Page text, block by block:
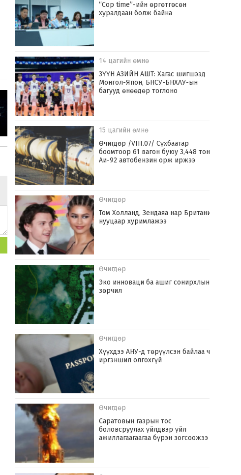
“Cop time”-ийн өргөтгөсөн
хуралдаан болж байна
14 цагийн өмнө
ЗҮҮН АЗИЙН АШТ: Хагас шигшээд
Монгол-Япон, БНСУ-БНХАУ-ын
багууд өнөөдөр тоглоно
15 цагийн өмнө
Өчигдөр /VIII.07/ Сүхбаатар
боомтоор 61 вагон буюу 3,448 тонн
Аи-92 автобензин орж иржээ
Өчигдөр
Том Холланд, Зендаяа нар Британид
нууцаар хуримлажээ
Өчигдөр
Эко инноваци ба ашиг сонирхлын
зөрчил
Өчигдөр
Хүүхдээ АНУ-д төрүүлсэн байлаа ч
иргэншил олгохгүй
Өчигдөр
Саратовын газрын тос
боловсруулах үйлдвэр үйл
ажиллагаагаагаа бүрэн зогсоожээ